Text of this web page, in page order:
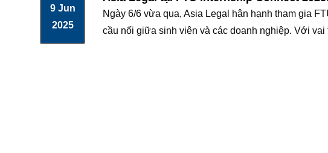
9 Jun
2025
Ngày 6/6 vừa qua, Asia Legal hân hạnh tham gia
cầu nối giữa sinh viên và các doanh nghiệp. Với